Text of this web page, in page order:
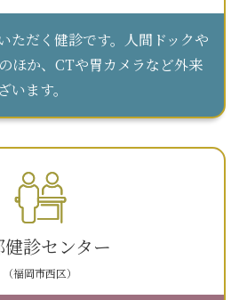
ただく健診です。人間ドックや
ほか、CTや胃カメラなど外来
ます。
健診センター
（福岡市西区）